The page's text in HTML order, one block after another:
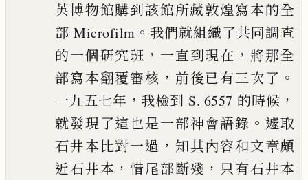
英博物館購到該館所藏敦煌寫本的全
部 Microfilm 。 我們就組織了共同調查
的一個研究班 ， 一直到現在 ， 將那全
部寫本翻覆審核 ， 前後已有三次了 。
一九五七年 ， 我檢到 S. 6557 的時候 ，
就發現了這也是一部神會語錄 。 遽取
石井本比對一過 ， 知其內容和文章頗
近石井本 ，惜尾部斷殘 ， 只有石井本